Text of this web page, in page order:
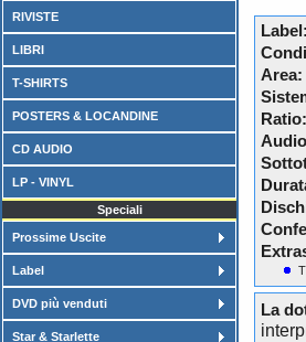
RIVISTE
LIBRI
T-SHIRTS
POSTERS & LOCANDINE
CD AUDIO
LP - VINYL
Speciali
Prossime Uscite
Label
DVD più venduti
Star & Starlette
Label:
Area:
Ratio:
La